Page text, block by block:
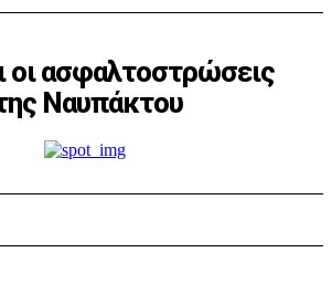
οι ασφαλτοστρώσεις
Ναυπάκτου